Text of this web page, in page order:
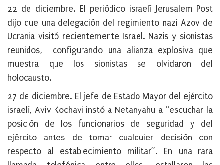
22 de diciembre. El periódico israelí Jerusalem Post
dijo que una delegación del regimiento nazi Azov de
Ucrania visitó recientemente Israel. Nazis y sionistas
reunidos, configurando una alianza explosiva que
muestra que los sionistas se olvidaron del
holocausto.
27 de diciembre. El jefe de Estado Mayor del ejército
israelí, Aviv Kochavi instó a Netanyahu a “escuchar la
posición de los funcionarios de seguridad y del
ejército antes de tomar cualquier decisión con
respecto al establecimiento militar”. En una rara